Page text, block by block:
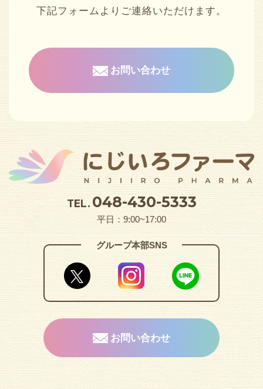
下記フォームよりご連絡いただけます。
お問い合わせ
TEL. 048-430-5333
平日：9:00~17:00
グループ本部SNS
お問い合わせ